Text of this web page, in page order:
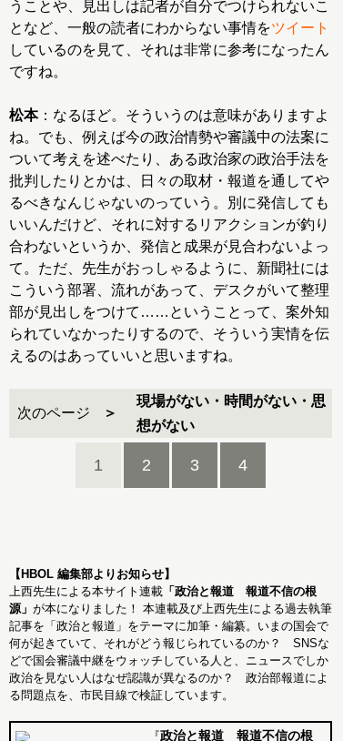
うことや、見出しは記者が自分でつけられないこ
となど、一般の読者にわからない事情をツイート
しているのを見て、それは非常に参考になったん
ですね。
松本：なるほど。そういうのは意味がありますよ
ね。でも、例えば今の政治情勢や審議中の法案に
ついて考えを述べたり、ある政治家の政治手法を
批判したりとかは、日々の取材・報道を通してや
るべきなんじゃないのっていう。別に発信しても
いいんだけど、それに対するリアクションが釣り
合わないというか、発信と成果が見合わないよっ
て。ただ、先生がおっしゃるように、新聞社には
こういう部署、流れがあって、デスクがいて整理
部が見出しをつけて……ということって、案外知
られていなかったりするので、そういう実情を伝
えるのはあっていいと思いますね。
次のページ
現場がない・時間がない・思
想がない
1 2 3 4
【HBOL 編集部よりお知らせ】
上西先生による本サイト連載 「政治と報道 報道不信の根
源」 が本になりました！ 本連載及び上西先生による過去執筆
記事を「政治と報道」をテーマに加筆・編纂。いまの国会で
何が起きていて、それがどう報じられているのか？ SNSな
どで国会審議中継をウォッチしている人と、ニュースでしか
政治を見ない人はなぜ認識が異なるのか？ 政治部報道によ
る問題点を、市民目線で検証しています。
『政治と報道 報道不信の根